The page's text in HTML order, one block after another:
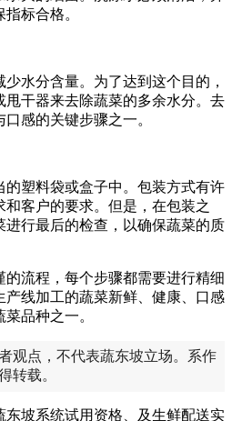
标合格。
水分含量。为了达到这个目的，
干器来去除蔬菜的多余水分。去
感的关键步骤之一。
塑料袋或盒子中。包装方式有许
客户的要求。但是，在包装之
行最后的检查，以确保蔬菜的质
流程，每个步骤都需要进行精细
线加工的蔬菜新鲜、健康、口感
品种之一。
观点，不代表蔬东坡立场。系作
转载。
坡系统试用资格、及生鲜配送实